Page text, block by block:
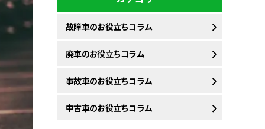
故障車のお役立ちコラム
廃車のお役立ちコラム
事故車のお役立ちコラム
中古車のお役立ちコラム